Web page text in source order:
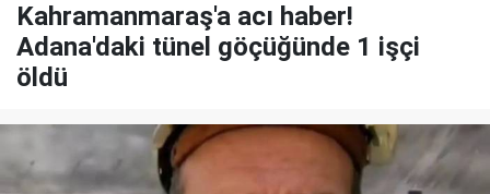
Kahramanmaraş'a acı haber!
Adana'daki tünel göçüğünde 1 işçi
öldü